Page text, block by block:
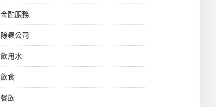
金融服務
除蟲公司
飲用水
飲食
餐飲